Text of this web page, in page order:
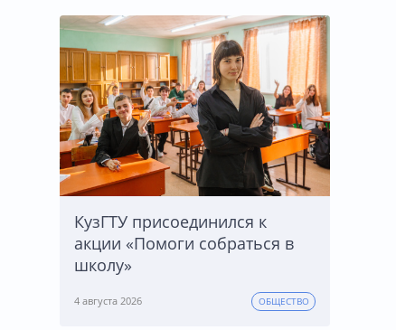
КузГТУ присоединился к
акции «Помоги собраться в
школу»
4 августа 2026 ОБЩЕСТВО